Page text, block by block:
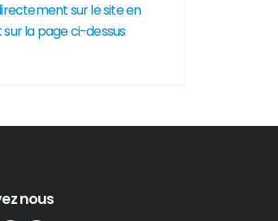
sur le site en
la page ci-dessus
nous